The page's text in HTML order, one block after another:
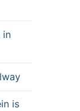
in
is